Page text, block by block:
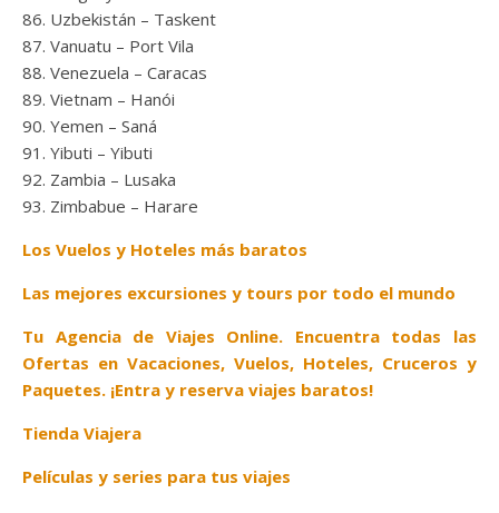
Uzbekistán – Taskent
Vanuatu – Port Vila
Venezuela – Caracas
Vietnam – Hanói
Yemen – Saná
Yibuti – Yibuti
Zambia – Lusaka
Zimbabue – Harare
Los Vuelos y Hoteles más baratos
Las mejores excursiones y tours por todo el mundo
Tu Agencia de Viajes Online. Encuentra todas las
Ofertas en Vacaciones, Vuelos, Hoteles, Cruceros y
Paquetes. ¡Entra y reserva viajes baratos!
Tienda Viajera
Películas y series para tus viajes